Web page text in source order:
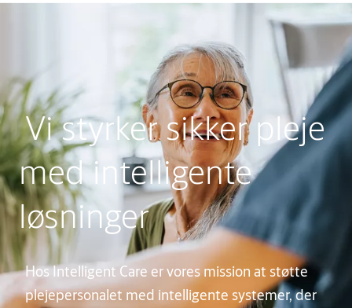
Vi styrker sikker pleje
med intelligente
løsninger
Hos Intelligent Care er vores mission at støtte
plejepersonalet med intelligente systemer, der